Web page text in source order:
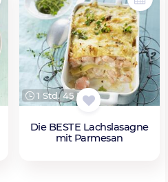
1 Std. 45 Min.
Die BESTE Lachslasagne
mit Parmesan